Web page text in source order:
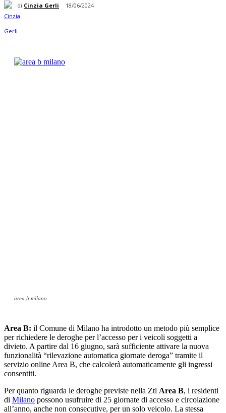
di Cinzia Gerli 18/06/2024
area b milano
Area B: il Comune di Milano ha introdotto un metodo più semplice
per richiedere le deroghe per l’accesso per i veicoli soggetti a
divieto. A partire dal 16 giugno, sarà sufficiente attivare la nuova
funzionalità “rilevazione automatica giornate deroga” tramite il
servizio online Area B, che calcolerà automaticamente gli ingressi
consentiti.
Per quanto riguarda le deroghe previste nella Ztl Area B, i residenti
di Milano possono usufruire di 25 giornate di accesso e circolazione
all’anno, anche non consecutive, per un solo veicolo. La stessa